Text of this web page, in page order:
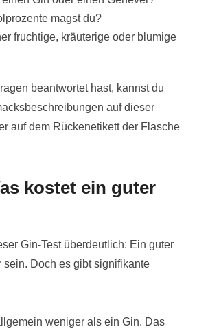
magst du?
fruchtige, kräuterige oder blumige
beantwortet hast, kannst du
auf dieser
auf dem Rückenetikett der Flasche
kostet ein guter
Gin-Test überdeutlich: Ein guter
sein. Doch es gibt signifikante
weniger als ein Gin. Das